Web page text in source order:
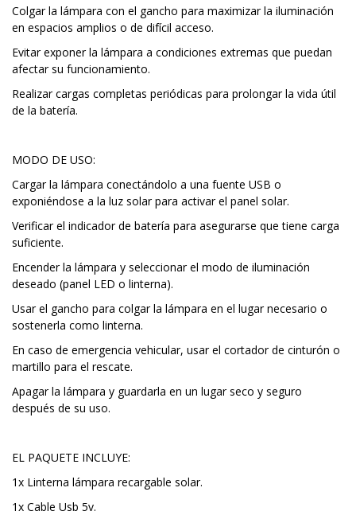
Colgar la lámpara con el gancho para maximizar la iluminación
en espacios amplios o de difícil acceso.
Evitar exponer la lámpara a condiciones extremas que puedan
afectar su funcionamiento.
Realizar cargas completas periódicas para prolongar la vida útil
de la batería.
MODO DE USO:
Cargar la lámpara conectándolo a una fuente USB o
exponiéndose a la luz solar para activar el panel solar.
Verificar el indicador de batería para asegurarse que tiene carga
suficiente.
Encender la lámpara y seleccionar el modo de iluminación
deseado (panel LED o linterna).
Usar el gancho para colgar la lámpara en el lugar necesario o
sostenerla como linterna.
En caso de emergencia vehicular, usar el cortador de cinturón o
martillo para el rescate.
Apagar la lámpara y guardarla en un lugar seco y seguro
después de su uso.
EL PAQUETE INCLUYE:
1x Linterna lámpara recargable solar.
1x Cable Usb 5v.